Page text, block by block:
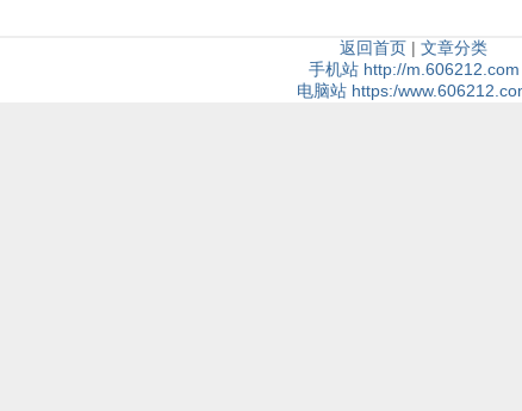
返回首页 | 文章分类
手机站 http://m.606212.com
电脑站 https:/